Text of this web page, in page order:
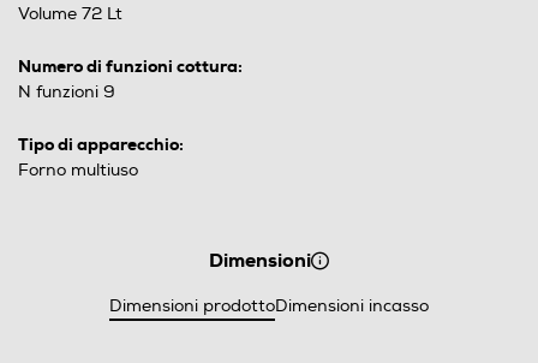
Volume 72 Lt
Numero di funzioni cottura:
N funzioni 9
Tipo di apparecchio:
Forno multiuso
Dimensioni
Dimensioni prodottoDimensioni incasso